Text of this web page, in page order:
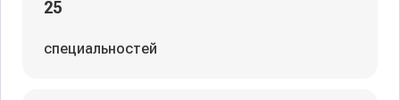
25
специальностей